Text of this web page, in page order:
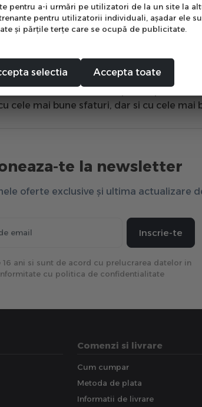
fixa inclinata, fixa in pozitia pliat,
greutati. Aceste banci
forta brate si picioare, extensie
iti propunem o serie vasta de articole
fitness, precum banca abdomene
miscare si mai mult sport
cele mai bune sfaturi, dar si cu cele mai
te la newsletter
oferte exclusive și ultima actualizare
Inscrie-te
16 ani si sunt de acord cu prelucrarea datelor in
cu politica de confidentialitate
Comenzi si livrare
Cum cumpar
Metoda de plata
Informatii de livrare
pentru a-i urmări pe utilizatori de la un site la
pentru utilizatorii individuali, aşadar ele
şi părţile terţe care se ocupă de publicitate.
selectia Accepta toate